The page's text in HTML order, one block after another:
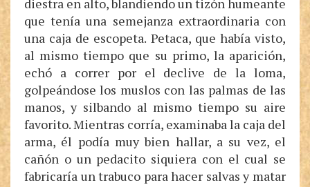
diestra en alto, blandiendo un tizón humeante
que tenía una semejanza extraordinaria con
una caja de escopeta. Petaca, que había visto,
al mismo tiempo que su primo, la aparición,
echó a correr por el declive de la loma,
golpeándose los muslos con las palmas de las
manos, y silbando al mismo tiempo su aire
favorito. Mientras corría, examinaba la caja del
arma, él podía muy bien hallar, a su vez, el
cañón o un pedacito siquiera con el cual se
fabricaría un trabuco para hacer salvas y matar